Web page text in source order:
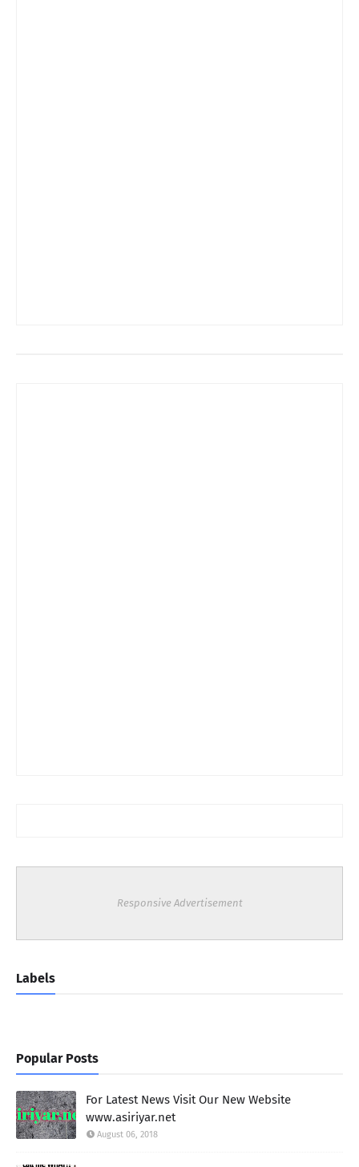
Responsive Advertisement
Labels
Popular Posts
For Latest News Visit Our New Website
www.asiriyar.net
August 06, 2018